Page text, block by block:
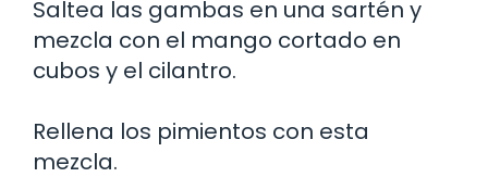
Saltea las gambas en una sartén y
mezcla con el mango cortado en
cubos y el cilantro.
Rellena los pimientos con esta
mezcla.